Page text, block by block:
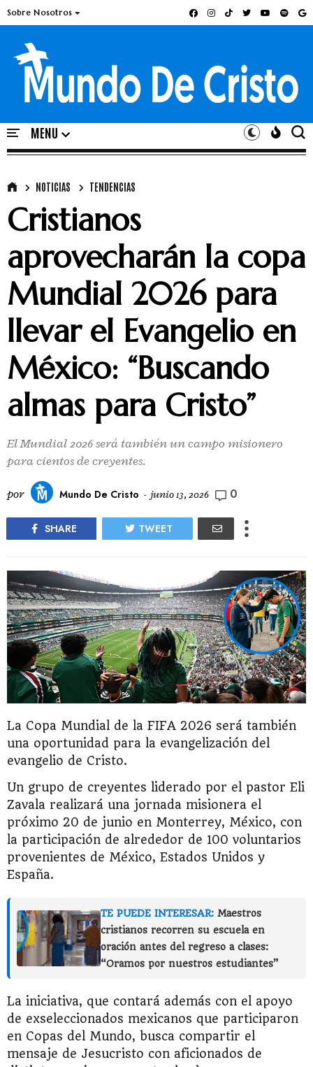
Sobre Nosotros
NOTICIAS TENDENCIAS
Cristianos
aprovecharán la copa
Mundial 2026 para
llevar el Evangelio en
México: “Buscando
almas para Cristo”
El Mundial 2026 será también un campo misionero
para cientos de creyentes.
por Mundo De Cristo - junio 13, 2026 0
SHARE TWEET
La Copa Mundial de la FIFA 2026 será también
una oportunidad para la evangelización del
evangelio de Cristo.
Un grupo de creyentes liderado por el pastor Eli
Zavala realizará una jornada misionera el
próximo 20 de junio en Monterrey, México, con
la participación de alrededor de 100 voluntarios
provenientes de México, Estados Unidos y
España.
TE PUEDE INTERESAR: Maestros
cristianos recorren su escuela en
oración antes del regreso a clases:
“Oramos por nuestros estudiantes”
La iniciativa, que contará además con el apoyo
de exseleccionados mexicanos que participaron
en Copas del Mundo, busca compartir el
mensaje de Jesucristo con aficionados de